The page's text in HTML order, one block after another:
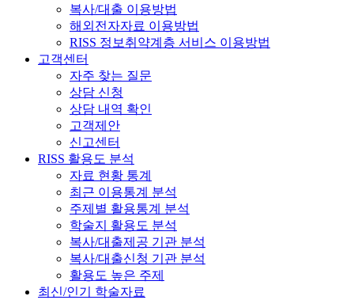
복사/대출 이용방법
해외전자자료 이용방법
RISS 정보취약계층 서비스 이용방법
고객센터
자주 찾는 질문
상담 신청
상담 내역 확인
고객제안
신고센터
RISS 활용도 분석
자료 현황 통계
최근 이용통계 분석
주제별 활용통계 분석
학술지 활용도 분석
복사/대출제공 기관 분석
복사/대출신청 기관 분석
활용도 높은 주제
최신/인기 학술자료